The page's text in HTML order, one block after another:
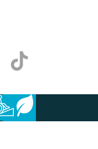
TikTok
Pieejamība
Ilgtspēja